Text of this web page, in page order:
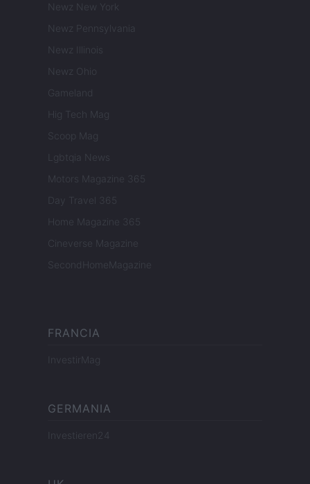
Newz New York
Newz Pennsylvania
Newz Illinois
Newz Ohio
Gameland
Hig Tech Mag
Scoop Mag
Lgbtqia News
Motors Magazine 365
Day Travel 365
Home Magazine 365
Cineverse Magazine
SecondHomeMagazine
FRANCIA
InvestirMag
GERMANIA
Investieren24